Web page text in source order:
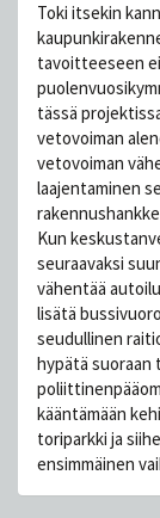
Toki itsekin
tavoitteeseen
tässä
vetovoiman
vetovoiman
laajentaminen
Kun
seuraavaksi
vähentää
lisätä
seudullinen
hypätä suoraan
kääntämään
toriparkki ja
ensimmäinen